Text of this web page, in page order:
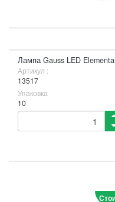
Лампа Gauss LED
Артикул :
13517
Упаковка
10